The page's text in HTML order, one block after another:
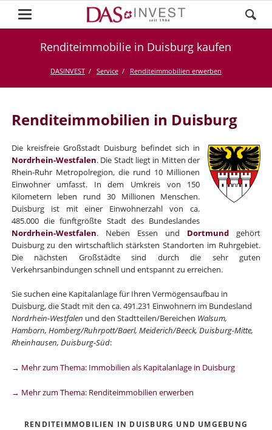
Renditeimmobilie in Duisburg kaufen
DASINVEST Service Renditeimmobilien erwerben
Renditeimmobilien in Duisburg
Die kreisfreie Großstadt Duisburg befindet sich in
Nordrhein-Westfalen. Die Stadt liegt in Mitten der
Rhein-Ruhr Metropolregion, die rund 10 Millionen
Einwohner umfasst. In dem Umkreis von 150
Kilometern leben rund 30 Millionen Menschen.
Duisburg ist mit einer Einwohnerzahl von ca.
485.000 die fünftgrößte Stadt des Bundeslandes
Nordrhein-Westfalen. Neben Essen und Dortmund gehört
Duisburg zu den wirtschaftlich stärksten Standorten im Ruhrgebiet.
Die nächsten Großstädte sind durch die sehr guten
Verkehrsanbindungen schnell und entspannt zu erreichen.
Sie suchen eine Kapitalanlage für Ihren Vermögensaufbau in
Duisburg, die Stadt mit den ca. 491.231 Einwohnern im Bundesland
Nordrhein-Westfalen und den Stadtteilen/Bereichen Walsum,
Hamborn, Homberg/Ruhrpott/Baerl, Meiderich/Beeck, Duisburg-Mitte,
Rheinhausen, Duisburg-Süd:
→ Mehr zum Thema: Immobilien als Kapitalanlage in Duisburg
→ Mehr zum Thema: Renditeimmobilien erwerben
RENDITEIMMOBILIEN IN DUISBURG UND UMGEBUNG